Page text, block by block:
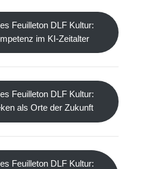
Feuilleton DLF Kultur:
im KI-Zeitalter
Feuilleton DLF Kultur:
als Orte der Zukunft
Feuilleton DLF Kultur: